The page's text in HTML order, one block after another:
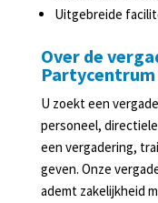
Uitgebreide
Over de
Partycentrum
U zoekt een
personeel,
een vergadering,
geven. Onze
ademt zakelijkheid